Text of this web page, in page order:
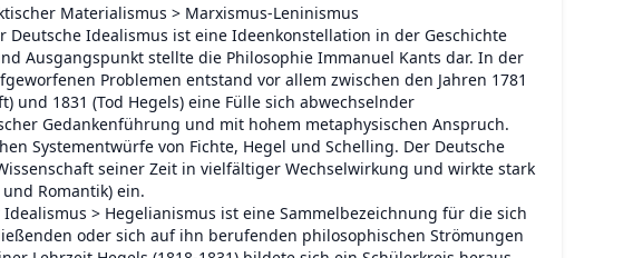
Materialismus > Marxismus-Leninismus
Deutsche Idealismus ist eine Ideenkonstellation in der Geschichte
Ausgangspunkt stellte die Philosophie Immanuel Kants dar. In der
Problemen entstand vor allem zwischen den Jahren 1781
und 1831 (Tod Hegels) eine Fülle sich abwechselnder
Gedankenführung und mit hohem metaphysischen Anspruch.
Systementwürfe von Fichte, Hegel und Schelling. Der Deutsche
seiner Zeit in vielfältiger Wechselwirkung und wirkte stark
Romantik) ein.
> Hegelianismus ist eine Sammelbezeichnung für die sich
oder sich auf ihn berufenden philosophischen Strömungen